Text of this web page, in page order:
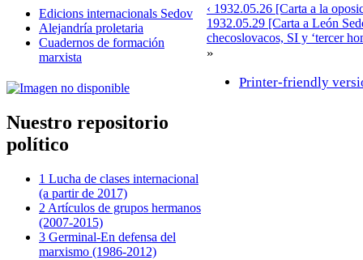
Edicions internacionals Sedov
Alejandría proletaria
Cuadernos de formación
marxista
Nuestro repositorio
político
1 Lucha de clases internacional
(a partir de 2017)
2 Artículos de grupos hermanos
(2007-2015)
3 Germinal-En defensa del
marxismo (1986-2012)
‹ 1932.05.26 [Carta a la
1932.05.29 [Carta a León
checoslovacos, SI y ‘tercer
»
Printer-friendly